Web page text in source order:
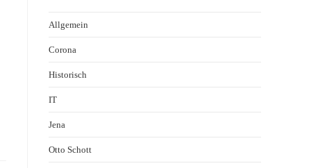
Allgemein
Corona
Historisch
IT
Jena
Otto Schott